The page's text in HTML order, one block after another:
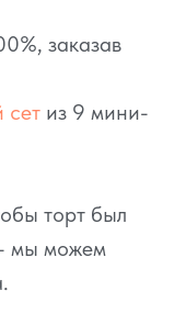
заказав
сет из 9 мини-
торт был
- мы можем